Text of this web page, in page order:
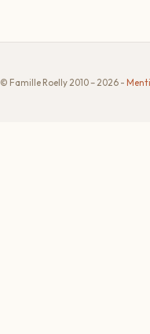
© Famille Roelly 2010 – 2026 -